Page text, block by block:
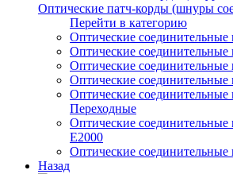
Оптические патч-корды (шнуры
Перейти в категорию
Оптические соединительные
Оптические соединительные
Оптические
Оптические соединительные
Оптические соединительные
Переходные
Оптические соединительные
E2000
Оптические
Назад